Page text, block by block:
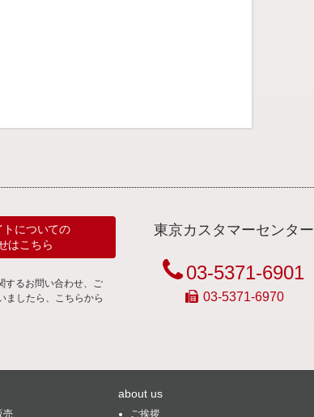
トについての
はこちら
するお問い合わせ、ご
ましたら、こちらから
東京カスタマーセンター
03-5371-6901
03-5371-6970
売
about us
ご挨拶